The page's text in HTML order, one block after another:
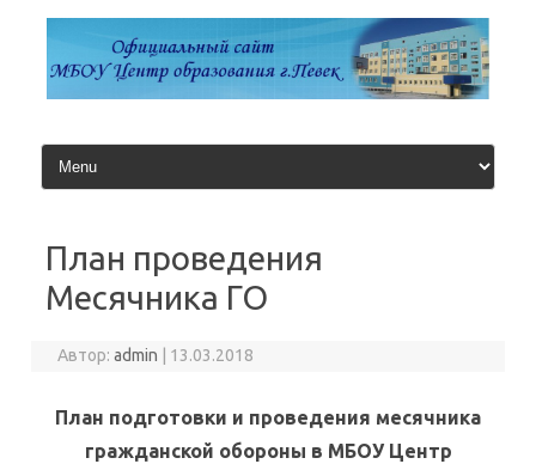
содержимому
План проведения
Месячника ГО
Автор:admin 13.03.2018
План подготовки и проведения месячника
гражданской обороны в МБОУ Центр